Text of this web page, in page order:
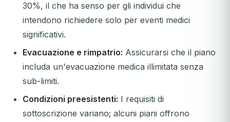
30%, il che ha senso per gli individui che
intendono richiedere solo per eventi medici
significativi.
Evacuazione e rimpatrio: Assicurarsi che il piano
includa un'evacuazione medica illimitata senza
sub-limiti.
Condizioni preesistenti: I requisiti di
sottoscrizione variano; alcuni piani offrono